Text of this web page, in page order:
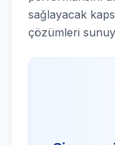
sağlayacak
çözümleri